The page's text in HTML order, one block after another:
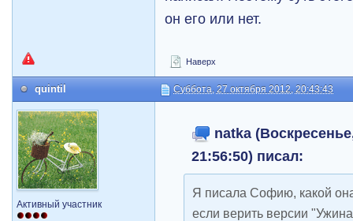
он его или нет.
Наверх
quintil Суббота, 27 октября 2012, 20:43:43
Активный участник
natka
21:56:50) писал:
Я писала Софию, какой
если верить версии